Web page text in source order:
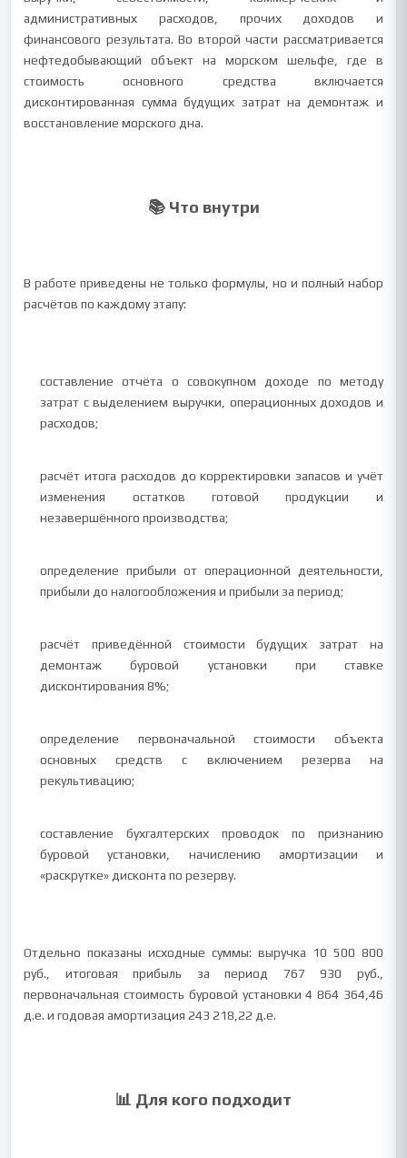
административных расходов, прочих доходов и
финансового результата. Во второй части рассматривается
нефтедобывающий объект на морском шельфе, где в
стоимость основного средства включается
дисконтированная сумма будущих затрат на демонтаж и
восстановление морского дна.
📚 Что внутри
В работе приведены не только формулы, но и полный набор
расчётов по каждому этапу:
составление отчёта о совокупном доходе по методу
затрат с выделением выручки, операционных доходов и
расходов;
расчёт итога расходов до корректировки запасов и учёт
изменения остатков готовой продукции и
незавершённого производства;
определение прибыли от операционной деятельности,
прибыли до налогообложения и прибыли за период;
расчёт приведённой стоимости будущих затрат на
демонтаж буровой установки при ставке
дисконтирования 8%;
определение первоначальной стоимости объекта
основных средств с включением резерва на
рекультивацию;
составление бухгалтерских проводок по признанию
буровой установки, начислению амортизации и
«раскрутке» дисконта по резерву.
Отдельно показаны исходные суммы: выручка 10 500 800
руб., итоговая прибыль за период 767 930 руб.,
первоначальная стоимость буровой установки 4 864 364,46
д.е. и годовая амортизация 243 218,22 д.е.
📊 Для кого подходит